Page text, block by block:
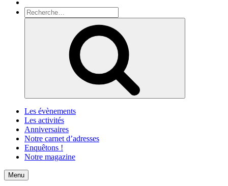
Recherche
pour
Les évènements
Les activités
Anniversaires
Notre carnet d’adresses
Enquêtons !
Notre magazine
Accueil
Menu Contact